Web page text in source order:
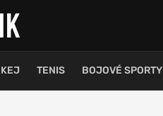
TENIS BOJOVÉ SPORTY